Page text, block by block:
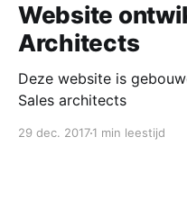
Website
Architects
Deze website is
Sales architects
29 dec. 20171 min leestijd